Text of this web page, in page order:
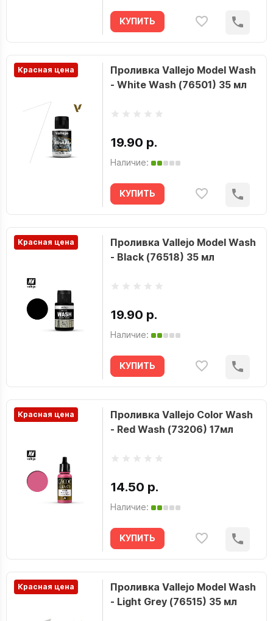
КУПИТЬ
Красная цена
Проливка Vallejo Model Wash
- White Wash (76501) 35 мл
19.90 р.
Наличие:
КУПИТЬ
Красная цена
Проливка Vallejo Model Wash
- Black (76518) 35 мл
19.90 р.
Наличие:
КУПИТЬ
Красная цена
Проливка Vallejo Color Wash
- Red Wash (73206) 17мл
14.50 р.
Наличие:
КУПИТЬ
Красная цена
Проливка Vallejo Model Wash
- Light Grey (76515) 35 мл